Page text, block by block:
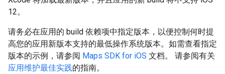
12。
请务必在应用的 build 依赖项中指定版本，以便控制何时提
高您的应用新版本支持的最低操作系统版本。如需查看指定
版本的示例，请参阅 Maps SDK for iOS 文档。 请参阅有关
应用维护最佳实践的指南。